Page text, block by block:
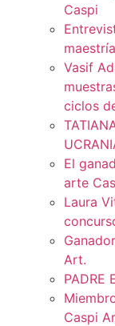
Caspi
Vasif
ciclos
El
arte
Laura
Art.
PADRE
Caspi